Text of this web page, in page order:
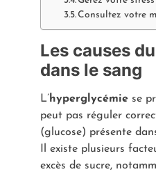
Consultez votre
Les causes
dans le sang
L’ hyperglycémiese
peut pas réguler
(glucose) présente
Il existe plusieurs
excès de sucre,